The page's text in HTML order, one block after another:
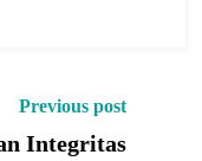
Previous post
Integritas